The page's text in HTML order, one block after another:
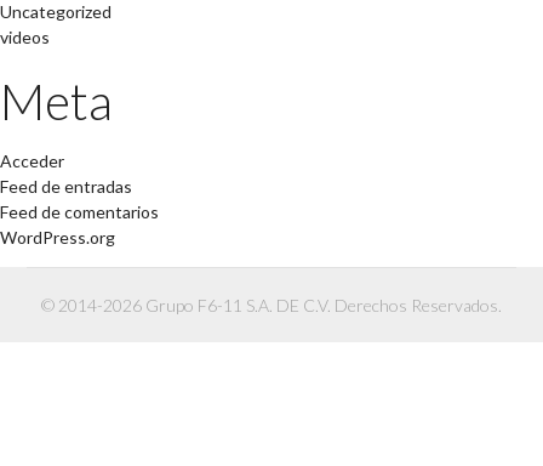
Uncategorized
videos
Meta
Acceder
Feed de entradas
Feed de comentarios
WordPress.org
© 2014-2026 Grupo F6-11 S.A. DE C.V. Derechos Reservados.